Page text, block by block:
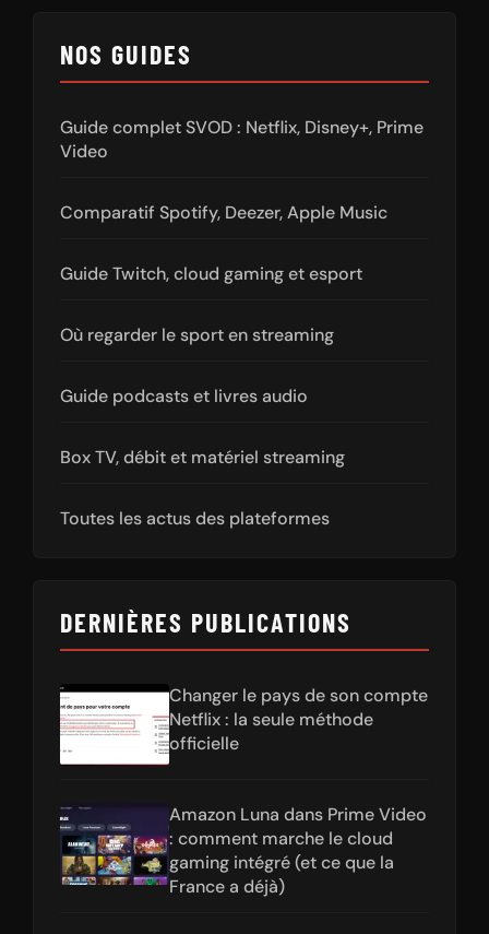
NOS GUIDES
Guide complet SVOD : Netflix, Disney+, Prime
Video
Comparatif Spotify, Deezer, Apple Music
Guide Twitch, cloud gaming et esport
Où regarder le sport en streaming
Guide podcasts et livres audio
Box TV, débit et matériel streaming
Toutes les actus des plateformes
DERNIÈRES PUBLICATIONS
Changer le pays de son compte
Netflix : la seule méthode
officielle
Amazon Luna dans Prime Video
: comment marche le cloud
gaming intégré (et ce que la
France a déjà)